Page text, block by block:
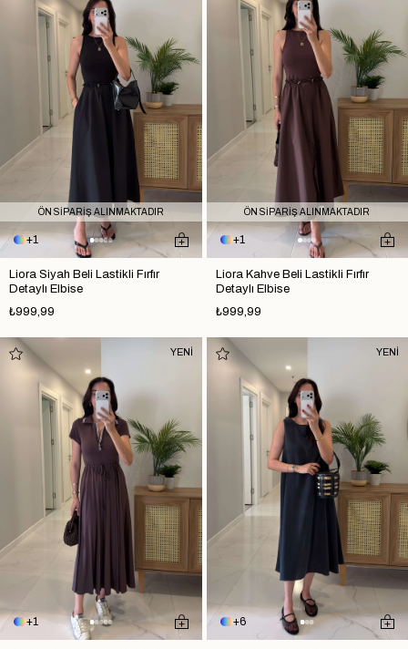
1
Liora Siyah Beli Lastikli Fırfır
Detaylı Elbise
₺999,99
ÖN SİPARİŞ ALINMAKTADIR
1
Liora Kahve Beli Lastikli Fırfır
Detaylı Elbise
₺999,99
ÖN SİPARİŞ ALINMAKTADIR
1
YENİ
6
YENİ